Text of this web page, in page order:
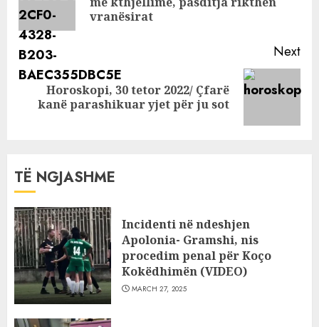
vranësirat
Next
Next
post:
Horoskopi, 30 tetor 2022/ Çfarë
kanë parashikuar yjet për ju sot
TË NGJASHME
Incidenti në ndeshjen
Apolonia- Gramshi, nis
procedim penal për Koço
Kokëdhimën (VIDEO)
MARCH 27, 2025